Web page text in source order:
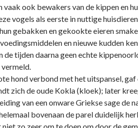
vaak ook bewakers van de kippen en
vogels als eerste in nuttige
gebakken en gekookte eieren
en nieuwe kudden
de tijden daarna geen echte
hond verbond met het uitspansel,
zich de oude Kokla (kloek); later
van een onware Griekse sage de
bovenaan de parel duidelijk